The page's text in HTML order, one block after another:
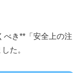
べき**「安全上の注
た。